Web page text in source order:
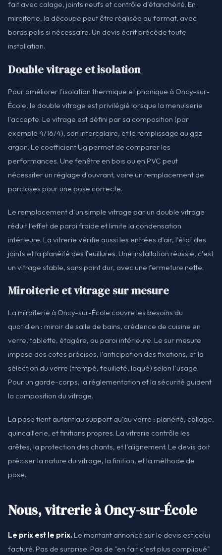
fait avec calage, joints neufs et contrôle d'étanchéité. En
miroiterie, la découpe peut être réalisée au format, avec
bords polis si nécessaire. Un devis écrit précède toute
installation.
Double vitrage et isolation
Pour améliorer l'isolation thermique et phonique à Oncy-sur-
École, le double vitrage est privilégié lorsque la menuiserie
l'accepte. Le vitrage est défini par sa composition (par
exemple 4/16/4), son intercalaire, et le remplissage au gaz
argon. Le coefficient Ug permet de comparer les
performances. Une fenêtre en bois ou en PVC peut
nécessiter un réglage d'ouvrant, voire un remplacement de
parcloses pour une pose correcte.
Le remplacement d'un simple vitrage par un double vitrage
réduit l'effet de paroi froide et limite la condensation
intérieure. La vitrerie vérifie aussi les entrées d'air, l'état des
joints et la planéité des feuillures. Une installation réussie, c'est
un vitrage stable, sans point dur, avec une fermeture nette.
Miroiterie et vitrage sur mesure
La miroiterie à Oncy-sur-École couvre les besoins du
quotidien : miroir de salle de bains, crédence de cuisine en
verre, tablette, étagère, ou paroi intérieure. Le sur mesure
impose des cotes précises, l'anticipation des fixations, et la
sélection du verre (trempé, feuilleté, laqué) selon l'usage.
Pour un garde-corps, la réglementation et la sécurité guident
la composition du vitrage.
La pose tient autant au support qu'au verre : planéité, collage,
quincaillerie, et finitions propres. La vitrerie contrôle les
arêtes, la protection des chants, et l'alignement. Le devis doit
préciser la nature du vitrage, la finition, et la méthode de
pose.
Nous, vitrerie à Oncy-sur-École
Le prix est le prix. Le montant annoncé sur le devis est celui
facturé. Pas de surprise. Pas de "en fait c'est plus compliqué"